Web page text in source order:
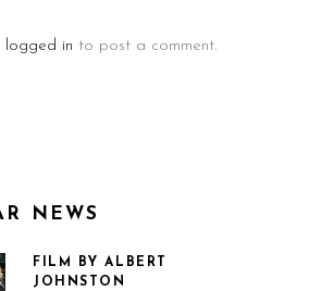
logged in to post a comment.
NEWS
FILM BY ALBERT
JOHNSTON